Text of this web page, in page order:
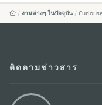
งานต่างๆ ในปัจจุบัน
ติดตามข่าวสาร